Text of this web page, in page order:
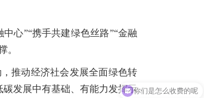
心”“携手共建绿色丝路”“金融
。
推动经济社会发展全面绿色转
发展中有基础、有能力发挥示
你们是怎么收费的呢